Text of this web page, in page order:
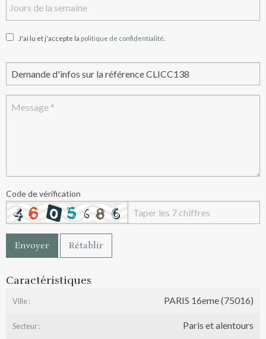
J'ai lu et j'accepte la politique de confidentialité
Code de vérification
Envoyer Rétablir
Caractéristiques
Ville : PARIS 16eme (75016)
Secteur : Paris et alentours